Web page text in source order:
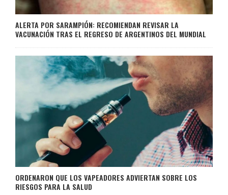
ALERTA POR SARAMPIÓN: RECOMIENDAN REVISAR LA
VACUNACIÓN TRAS EL REGRESO DE ARGENTINOS DEL MUNDIAL
ORDENARON QUE LOS VAPEADORES ADVIERTAN SOBRE LOS
RIESGOS PARA LA SALUD